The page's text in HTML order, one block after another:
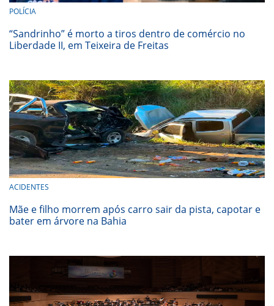
POLÍCIA
“Sandrinho” é morto a tiros dentro de comércio no
Liberdade II, em Teixeira de Freitas
ACIDENTES
Mãe e filho morrem após carro sair da pista, capotar e
bater em árvore na Bahia